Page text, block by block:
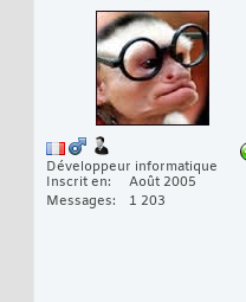
Développeur informatique
Inscrit en
Août 2005
Messages
1 203